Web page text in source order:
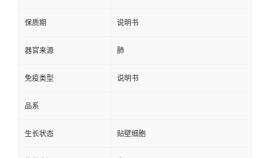
保质期 说明书
器官来源 肺
免疫类型 说明书
品系
生长状态 贴壁细胞